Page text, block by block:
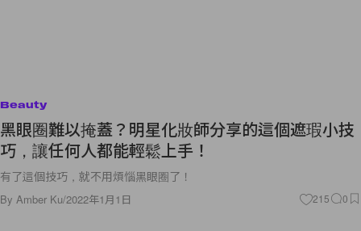
Beauty
黑眼圈難以掩蓋？明星化妝師分享的這個遮瑕小技
巧，讓任何人都能輕鬆上手！
有了這個技巧，就不用煩惱黑眼圈了！
By Amber Ku/2022年1月1日 215 0